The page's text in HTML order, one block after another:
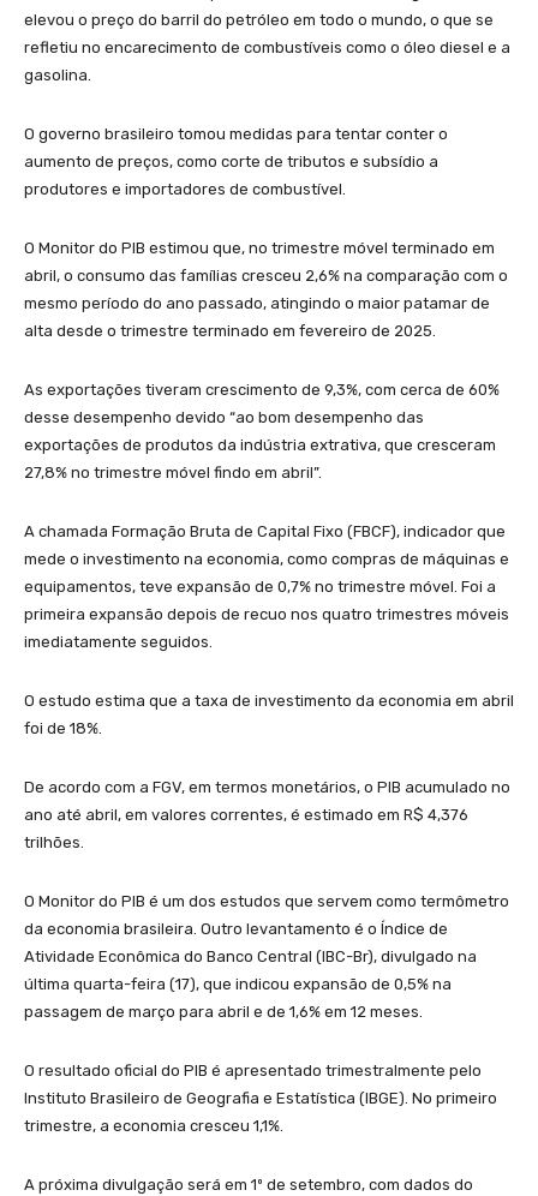
elevou o preço do barril do petróleo em todo o mundo, o que se
refletiu no encarecimento de combustíveis como o óleo diesel e a
gasolina.
O governo brasileiro tomou medidas para tentar conter o
aumento de preços, como corte de tributos e subsídio a
produtores e importadores de combustível.
O Monitor do PIB estimou que, no trimestre móvel terminado em
abril, o consumo das famílias cresceu 2,6% na comparação com o
mesmo período do ano passado, atingindo o maior patamar de
alta desde o trimestre terminado em fevereiro de 2025.
As exportações tiveram crescimento de 9,3%, com cerca de 60%
desse desempenho devido “ao bom desempenho das
exportações de produtos da indústria extrativa, que cresceram
27,8% no trimestre móvel findo em abril”.
A chamada Formação Bruta de Capital Fixo (FBCF), indicador que
mede o investimento na economia, como compras de máquinas e
equipamentos, teve expansão de 0,7% no trimestre móvel. Foi a
primeira expansão depois de recuo nos quatro trimestres móveis
imediatamente seguidos.
O estudo estima que a taxa de investimento da economia em abril
foi de 18%.
De acordo com a FGV, em termos monetários, o PIB acumulado no
ano até abril, em valores correntes, é estimado em R$ 4,376
trilhões.
O Monitor do PIB é um dos estudos que servem como termômetro
da economia brasileira. Outro levantamento é o Índice de
Atividade Econômica do Banco Central (IBC-Br), divulgado na
última quarta-feira (17), que indicou expansão de 0,5% na
passagem de março para abril e de 1,6% em 12 meses.
O resultado oficial do PIB é apresentado trimestralmente pelo
Instituto Brasileiro de Geografia e Estatística (IBGE). No primeiro
trimestre, a economia cresceu 1,1%.
A próxima divulgação será em 1º de setembro, com dados do